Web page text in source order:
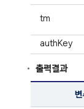
tm
authKey
출력결과
변